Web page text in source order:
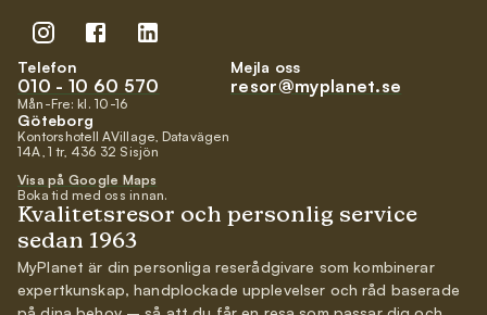
Telefon
010 - 10 60 570
Mån-Fre: kl. 10-16
Mejla oss
resor@myplanet.se
Kvalitetsresor och personlig service
sedan 1963
MyPlanet är din personliga reserådgivare som kombinerar
expertkunskap, handplockade upplevelser och råd baserade
Göteborg
Kontorshotell AVillage, Datavägen
14A, 1 tr, 436 32 Sisjön
Visa på Google Maps
Boka tid med oss innan.